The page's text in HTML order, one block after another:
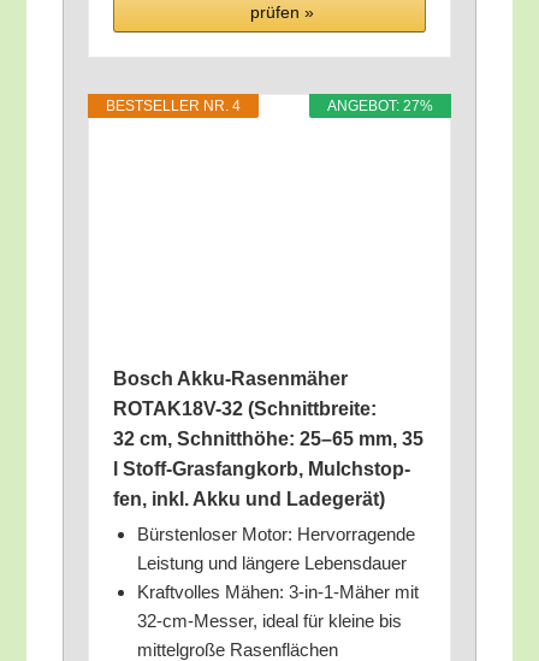
prü­fen »
ANGE­BOT: 27%
BEST­SEL­LER NR. 4
Bosch Akku-Rasen­mä­her
ROTAK18V-32 (Schnitt­brei­te:
32 cm, Schnitt­hö­he: 25–65 mm, 35
l Stoff-Gras­fang­korb, Mulch­stop­
fen, inkl. Akku und Ladegerät)
Bürs­ten­lo­ser Motor: Her­vor­ra­gen­de
Leis­tung und län­ge­re Lebensdauer
Kraft­vol­les Mähen: 3‑in-1-Mäher mit
32-cm-Mes­ser, ide­al für klei­ne bis
mit­tel­gro­ße Rasenflächen